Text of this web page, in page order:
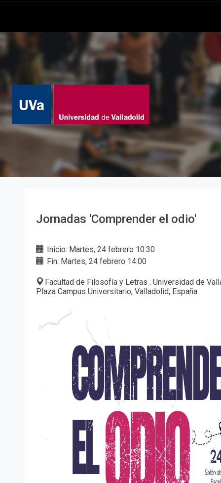
Jornadas 'Comprender el odio'
Inicio: Martes, 24 febrero 10:30
Fin: Martes, 24 febrero 14:00
Facultad de Filosofía y Letras . Universidad de
Plaza Campus Universitario, Valladolid, España